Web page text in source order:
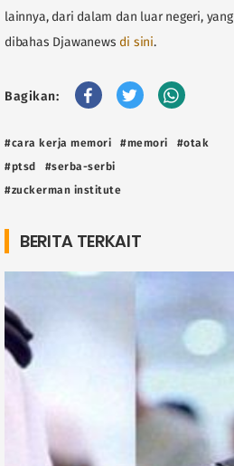
lainnya, dari dalam dan luar negeri, yang
dibahas Djawanews di sini.
Bagikan:
#cara kerja memori #memori
#otak
#ptsd
#serba-serbi
#zuckerman institute
BERITA TERKAIT